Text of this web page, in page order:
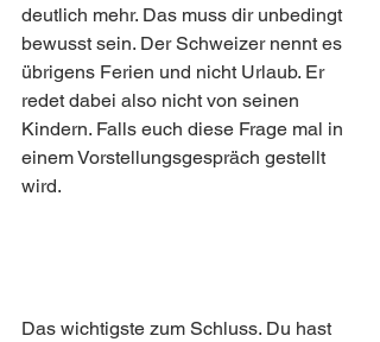
deutlich mehr. Das muss dir unbedingt
bewusst sein. Der Schweizer nennt es
übrigens Ferien und nicht Urlaub. Er
redet dabei also nicht von seinen
Kindern. Falls euch diese Frage mal in
einem Vorstellungsgespräch gestellt
wird.
Das wichtigste zum Schluss. Du hast